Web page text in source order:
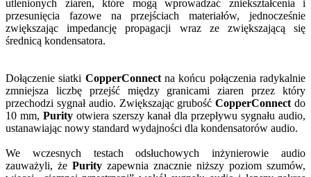
utlenionych ziaren, które mogą wprowadzać zniekształcenia i
przesunięcia fazowe na przejściach materiałów, jednocześnie
zwiększając impedancję propagacji wraz ze zwiększającą się
średnicą kondensatora.
Dołączenie siatki CopperConnectna końcu połączenia radykalnie
zmniejsza liczbę przejść między granicami ziaren przez który
przechodzi sygnał audio. Zwiększając grubośćCopperConnect do
10 mm, Purityotwiera szerszy kanał dla przepływu sygnału audio,
ustanawiając nowy standard wydajności dla kondensatorów audio.
We wczesnych testach odsłuchowych inżynierowie audio
zauważyli, że Purity zapewnia znacznie niższy poziom szumów,